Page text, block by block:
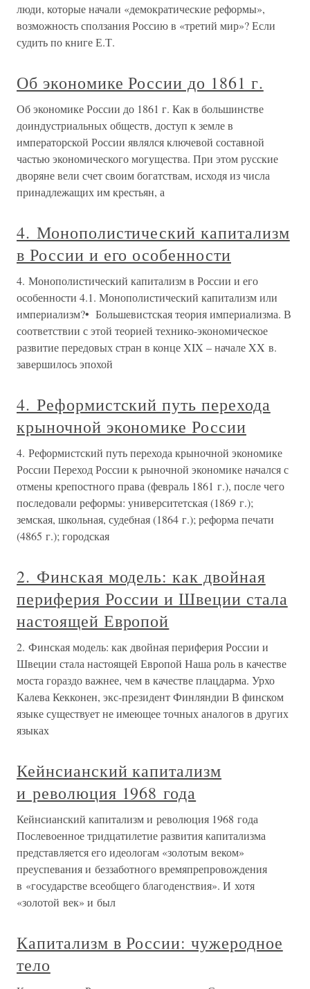
люди, которые начали «демократические реформы»,
возможность сползания Россию в «третий мир»? Если
судить по книге Е.Т.
Об экономике России до 1861 г.
Об экономике России до 1861 г. Как в большинстве
доиндустриальных обществ, доступ к земле в
императорской России являлся ключевой составной
частью экономического могущества. При этом русские
дворяне вели счет своим богатствам, исходя из числа
принадлежащих им крестьян, а
4. Монополистический капитализм
в России и его особенности
4. Монополистический капитализм в России и его
особенности 4.1. Монополистический капитализм или
империализм?• Большевистская теория империализма. В
соответствии с этой теорией технико-экономическое
развитие передовых стран в конце XIX – начале XX в.
завершилось эпохой
4. Реформистский путь перехода
крыночной экономике России
4. Реформистский путь перехода крыночной экономике
России Переход России к рыночной экономике начался с
отмены крепостного права (февраль 1861 г.), после чего
последовали реформы: университетская (1869 г.);
земская, школьная, судебная (1864 г.); реформа печати
(4865 г.); городская
2. Финская модель: как двойная
периферия России и Швеции стала
настоящей Европой
2. Финская модель: как двойная периферия России и
Швеции стала настоящей Европой Наша роль в качестве
моста гораздо важнее, чем в качестве плацдарма. Урхо
Калева Кекконен, экс-президент Финляндии В финском
языке существует не имеющее точных аналогов в других
языках
Кейнсианский капитализм
и революция 1968 года
Кейнсианский капитализм и революция 1968 года
Послевоенное тридцатилетие развития капитализма
представляется его идеологам «золотым веком»
преуспевания и беззаботного времяпрепровождения
в «государстве всеобщего благоденствия». И хотя
«золотой век» и был
Капитализм в России: чужеродное
тело